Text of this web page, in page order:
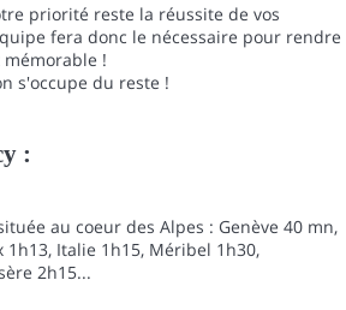
priorité reste la réussite de vos
fera donc le nécessaire pour rendre
!
s'occupe du reste !
:
au coeur des Alpes : Genève 40 mn,
1h13, Italie 1h15, Méribel 1h30,
2h15...